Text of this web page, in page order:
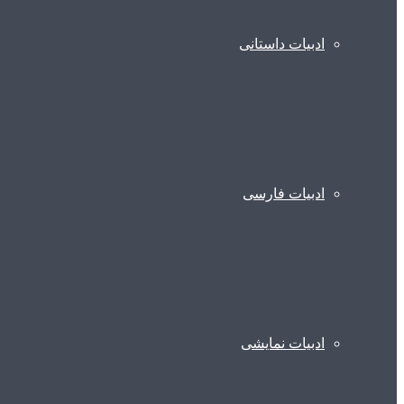
ادبیات داستانی
ادبیات فارسی
ادبیات نمایشی